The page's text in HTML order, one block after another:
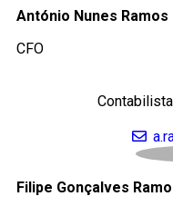
António Nunes Ramos
CFO
Filipe Gonçalves